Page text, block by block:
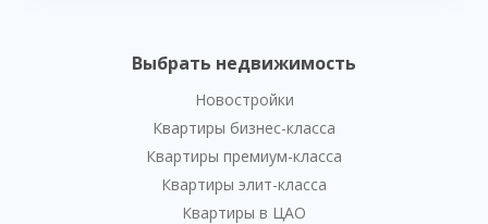
Выбрать недвижимость
Новостройки
Квартиры бизнес-класса
Квартиры премиум-класса
Квартиры элит-класса
Квартиры в ЦАО